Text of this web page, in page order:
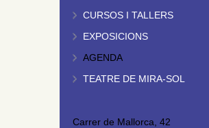
CURSOS I TALLERS
EXPOSICIONS
AGENDA
TEATRE DE MIRA-SOL
Carrer de Mallorca, 42